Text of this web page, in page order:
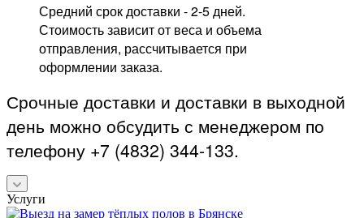
Средний срок доставки - 2-5 дней.
Стоимость зависит от веса и объема
отправления, рассчитывается при
оформлении заказа.
Срочные доставки и доставки в выходной
день можно обсудить с менеджером по
телефону +7 (4832) 344-133.
Услуги